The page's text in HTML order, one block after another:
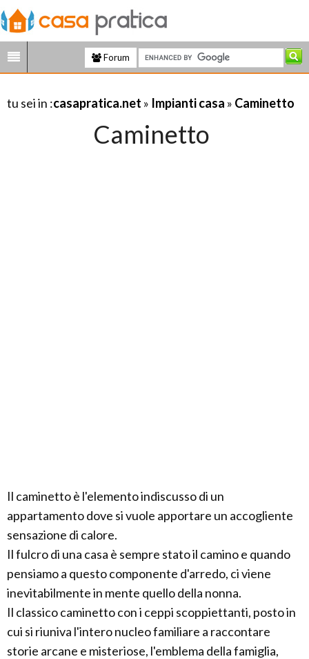
Forum
tu sei in :casapratica.net » Impianti casa » Caminetto
Caminetto
Il caminetto è l'elemento indiscusso di un
appartamento dove si vuole apportare un accogliente
sensazione di calore.
Il fulcro di una casa è sempre stato il camino e quando
pensiamo a questo componente d'arredo, ci viene
inevitabilmente in mente quello della nonna.
Il classico caminetto con i ceppi scoppiettanti, posto in
cui si riuniva l'intero nucleo familiare a raccontare
storie arcane e misteriose, l'emblema della famiglia,